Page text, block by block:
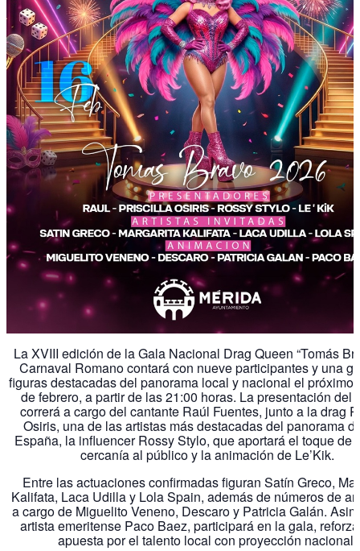
La XVIII edición de la Gala Nacional Drag Queen “Tomás
Carnaval Romano contará con nueve participantes y una
figuras destacadas del panorama local y nacional el próximo
de febrero, a partir de las 21:00 horas. La presentación del
correrá a cargo del cantante Raúl Fuentes, junto a la drag
Osiris, una de las artistas más destacadas del panorama
España, la influencer Rossy Stylo, que aportará el toque de
cercanía al público y la animación de Le’Kik.
Entre las actuaciones confirmadas figuran Satín Greco,
Kalifata, Laca Udilla y Lola Spain, además de números de
a cargo de Miguelito Veneno, Descaro y Patricia Galán.
artista emeritense Paco Baez, participará en la gala,
apuesta por el talento local con proyección nacional.